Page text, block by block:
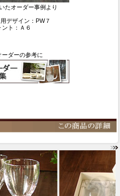
たオーダー事例より
デザイン：PW７
ント：Ａ６
ーダーの参考に